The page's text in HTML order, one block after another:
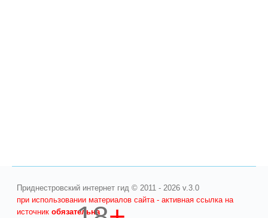
Приднестровский интернет гид © 2011 - 2026 v.3.0
при использовании материалов сайта - активная ссылка на
источникобязательна